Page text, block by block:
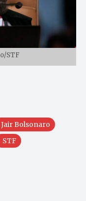
STF
Jair Bolsonaro
STF